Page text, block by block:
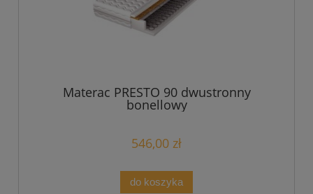
Materac PRESTO 90 dwustronny
bonellowy
546,00 zł
do koszyka